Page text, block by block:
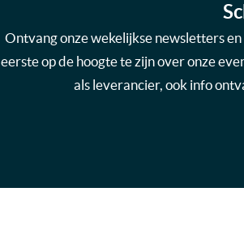
Ontvang onze wekelijkse newsletters
eerste op de hoogte te zijn over onze
als leverancier, ook info